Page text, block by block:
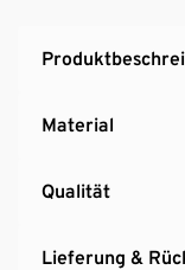
Material
Qualität
Lieferung &